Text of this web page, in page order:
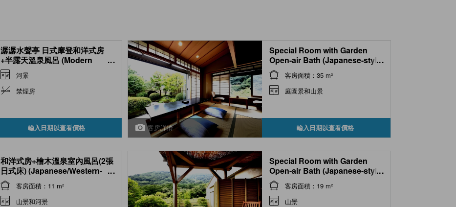
潺潺水聲亭 日式摩登和洋式房
+半露天溫泉風呂 (Modern
Japanese/Western-style Room
with Semi Open-air Hot Spring
Bath (Seseragitei Type) )
...
河景
禁煙房
輸入日期以查看價格 客房詳情
Special Room with Garden
Open-air Bath (Japanese-style
Room, Tsubaki-no-Ma Type)
...
客房面積：35 m²
庭園景和山景
輸入日期以查看價格
和洋式房+檜木溫泉室內風呂(2張
日式床) (Japanese/Western-
style Room with Indoor Hot
Spring Cypress Bath (2
Japanese Beds, Sukumotei
...
客房面積：11 m²
山景和河景
Special Room with Garden
Open-air Bath (Japanese-style
Room + Twin Room, Mizuki-
no-Ma Type)
...
客房面積：19 m²
山景